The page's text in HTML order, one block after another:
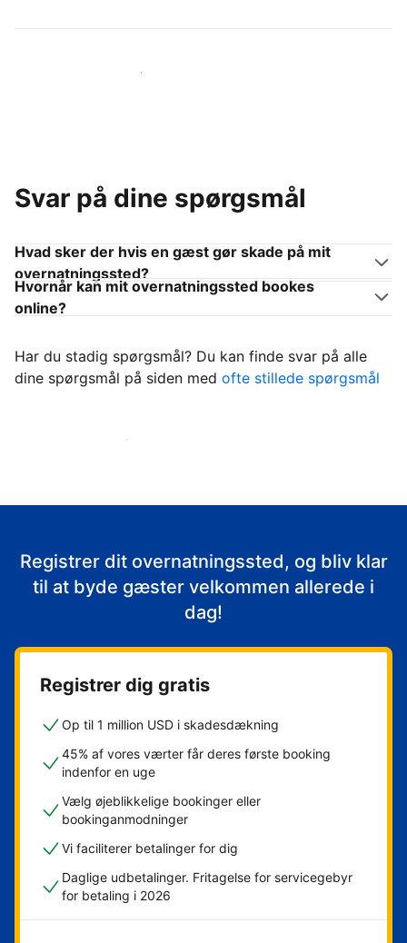
Slut dig til andre værter som dig
Svar på dine spørgsmål
Hvad sker der hvis en gæst gør skade på mit
overnatningssted?
Hvornår kan mit overnatningssted bookes
online?
Har du stadig spørgsmål? Du kan finde svar på alle
dine spørgsmål på siden med ofte stillede spørgsmål
Begynd at tage imod gæster
Registrer dit overnatningssted, og bliv klar
til at byde gæster velkommen allerede i
dag!
Registrer dig gratis
Op til 1 million USD i skadesdækning
45% af vores værter får deres første booking
indenfor en uge
Vælg øjeblikkelige bookinger eller
bookinganmodninger
Vi faciliterer betalinger for dig
Daglige udbetalinger. Fritagelse for servicegebyr
for betaling i 2026